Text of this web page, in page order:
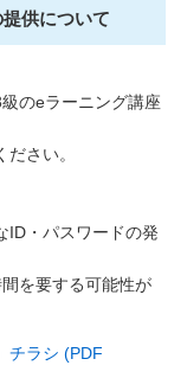
供について
のeラーニング講座
さい。
ID・パスワードの発
を要する可能性が
チラシ (PDF